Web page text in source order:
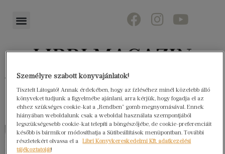
Könyvektől az olvasókig
Személyre szabott könyvajánlatok!
Tisztelt Látogató! Annak érdekében, hogy az ízléséhez minél közelebb álló
könyveket tudjunk a figyelmébe ajánlani, arra kérjük, hogy fogadja el az
ehhez szükséges cookie-kat a „Rendben” gomb megnyomásával. Ennek
hiányában weboldalunk csak a weboldal használata szempontjából
legszükségesebb cookie-kat telepíti a böngészőjébe, de cookie-preferenciáit
később is bármikor módosíthatja a Sütibeállítások menüpontban. További
részletekért olvassa el a
Libri Könyvkereskedelmi Kft. adatkezelési
tájékoztatóját!